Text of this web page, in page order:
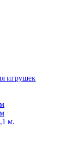
игрушек
м.